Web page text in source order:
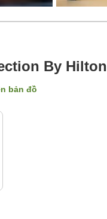
By Hilton
bản đồ